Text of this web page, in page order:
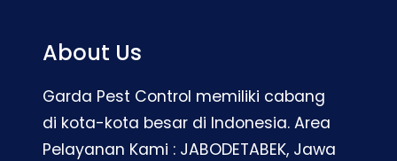
About Us
Garda Pest Control memiliki cabang
di kota-kota besar di Indonesia. Area
Pelayanan Kami : JABODETABEK, Jawa